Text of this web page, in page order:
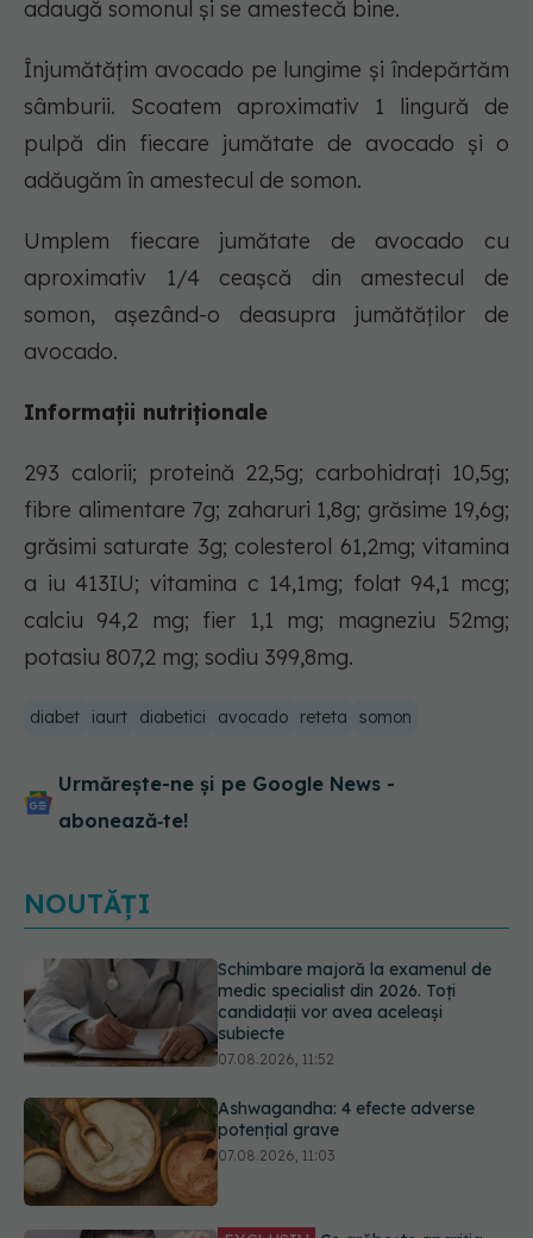
adaugă somonul și se amestecă bine.
Înjumătățim avocado pe lungime și îndepărtăm
sâmburii. Scoatem aproximativ 1 lingură de
pulpă din fiecare jumătate de avocado și o
adăugăm în amestecul de somon.
Umplem fiecare jumătate de avocado cu
aproximativ 1/4 ceașcă din amestecul de
somon, așezând-o deasupra jumătăților de
avocado.
Informații nutriționale
293 calorii; proteină 22,5g; carbohidrați 10,5g;
fibre alimentare 7g; zaharuri 1,8g; grăsime 19,6g;
grăsimi saturate 3g; colesterol 61,2mg; vitamina
a iu 413IU; vitamina c 14,1mg; folat 94,1 mcg;
calciu 94,2 mg; fier 1,1 mg; magneziu 52mg;
potasiu 807,2 mg; sodiu 399,8mg.
diabet iaurt diabetici avocado reteta somon
Urmărește-ne și pe Google News -
abonează‑te!
NOUTĂȚI
Ashwagandha: 4 efecte adverse
potențial grave
07.08.2026, 11:03
EXCLUSIV Ce grăbește apariția
ridurilor. Nu este doar vârsta. Ce
spun dermatologii